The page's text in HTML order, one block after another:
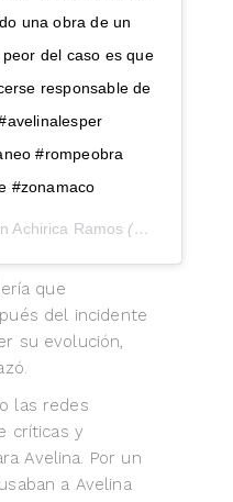
una obra de un
del caso es que
responsable de
#rompeobra
#zonamaco
Achirica Ramos (@martinachirica) on
que
del incidente
su evolución,
las redes
críticas y
Avelina. Por un
a Avelina